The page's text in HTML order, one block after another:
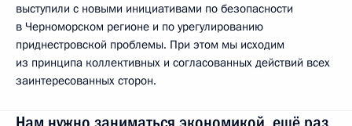
выступили с новыми инициативами по безопасности
в Черноморском регионе и по урегулированию
приднестровской проблемы. При этом мы исходим
из принципа коллективных и согласованных действий всех
заинтересованных сторон.